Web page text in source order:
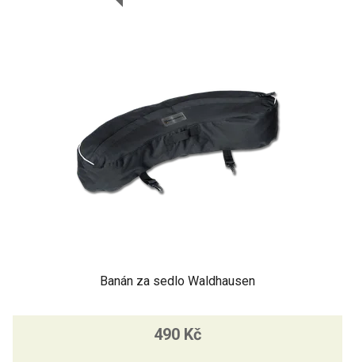
Banán za sedlo Waldhausen
490 Kč